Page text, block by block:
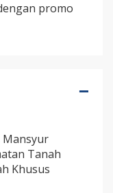
promo
Mansyur
Tanah
Khusus